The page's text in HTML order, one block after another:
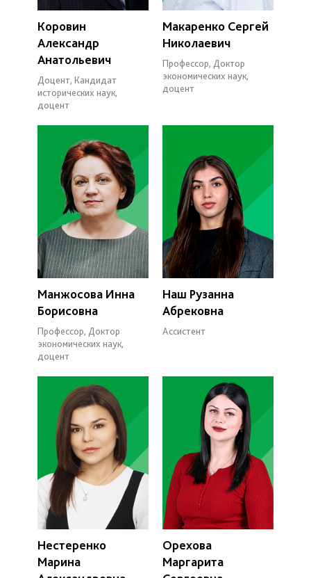
Коровин
Александр
Анатольевич
Доцент, Кандидат
исторических наук,
доцент
Макаренко Сергей
Николаевич
Профессор, Доктор
экономических наук,
доцент
Манжосова Инна
Борисовна
Профессор, Доктор
экономических наук,
доцент
Наш Рузанна
Абрековна
Ассистент
Нестеренко
Марина
Орехова
Маргарита